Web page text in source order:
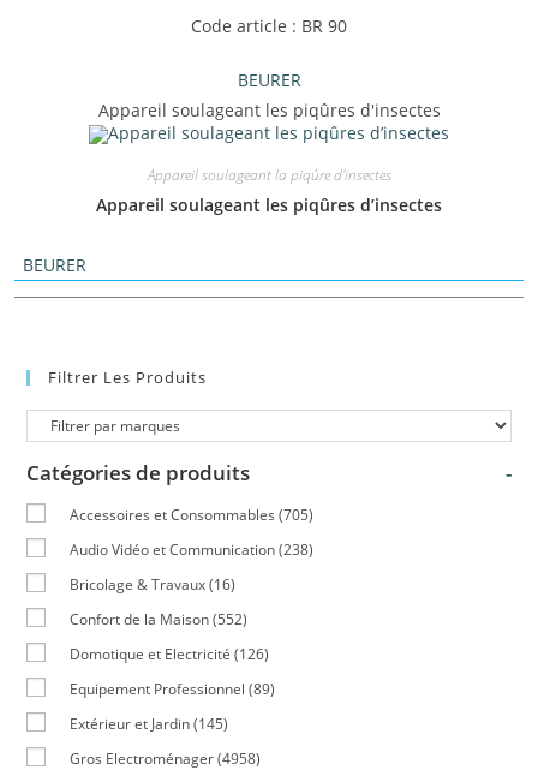
Code article : BR 90
BEURER
Appareil soulageant les piqûres d'insectes
Appareil soulageant la piqûre d'insectes
Appareil soulageant les piqûres d’insectes
BEURER
Filtrer Les Produits
Catégories de produits -
Accessoires et Consommables (705)
Audio Vidéo et Communication (238)
Bricolage & Travaux (16)
Confort de la Maison (552)
Domotique et Electricité (126)
Equipement Professionnel (89)
Extérieur et Jardin (145)
Gros Electroménager (4958)